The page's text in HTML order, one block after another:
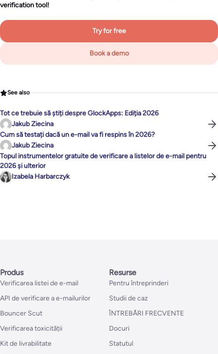
verification tool!
Try for free
Book a demo
See also
Tot ce trebuie să știți despre GlockApps: Ediția 2026
Jakub Ziecina
Cum să testați dacă un e-mail va fi respins în 2026?
Jakub Ziecina
Topul instrumentelor gratuite de verificare a listelor de e-mail pentru
2026 și ulterior
Izabela Harbarczyk
Produs
Verificarea listei de e-mail
API de verificare a e-mailurilor
Bouncer Scut
Verificarea toxicității
Kit de livrabilitate
Resurse
Pentru întreprinderi
Studii de caz
ÎNTREBĂRI FRECVENTE
Docuri
Statutul